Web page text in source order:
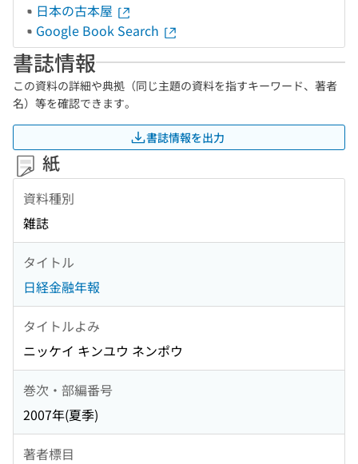
日本の古本屋
Google Book Search
書誌情報
この資料の詳細や典拠（同じ主題の資料を指すキーワード、著者
名）等を確認できます。
書誌情報を出力
紙
資料種別
雑誌
タイトル
日経金融年報
タイトルよみ
ニッケイ キンユウ ネンポウ
巻次・部編番号
2007年(夏季)
著者標目